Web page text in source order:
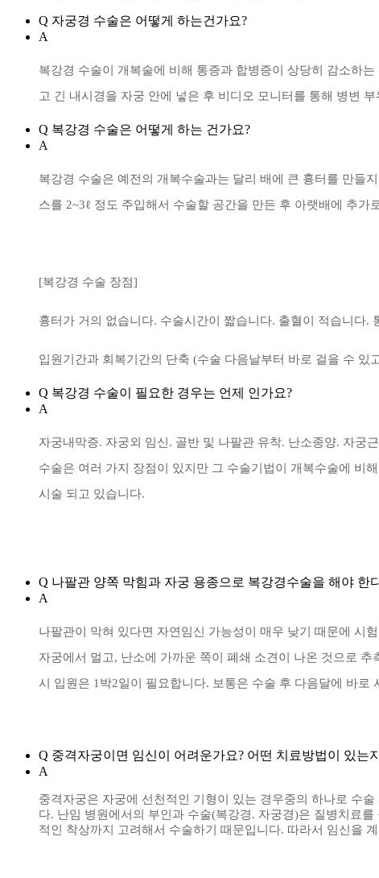
Q 자궁경 수술은 어떻게 하는건가요?
A
복강경 수술이 개복술에 비해 통증과 합병증이 상당히 감소하
고 긴 내시경을 자궁 안에 넣은 후 비디오 모니터를 통해 병변
Q 복강경 수술은 어떻게 하는 건가요?
A
복강경 수술은 예전의 개복수술과는 달리 배에 큰 흉터를 만들
스를 2~3ℓ 정도 주입해서 수술할 공간을 만든 후 아랫배에 추가
[복강경 수술 장점]
흉터가 거의 없습니다. 수술시간이 짧습니다. 출혈이 적습니다.
입원기간과 회복기간의 단축 (수술 다음날부터 바로 걸을 수 있
Q 복강경 수술이 필요한 경우는 언제 인가요?
A
자궁내막증. 자궁외 임신. 골반 및 나팔관 유착. 난소종양. 자궁
수술은 여러 가지 장점이 있지만 그 수술기법이 개복수술에 비
시술 되고 있습니다.
[출처]
Q 나팔관 양쪽 막힘과 자궁 용종으로 복강경수술을 해야 한
A
나팔관이 막혀 있다면 자연임신 가능성이 매우 낮기 때문에 시
자궁에서 멀고, 난소에 가까운 쪽이 폐쇄 소견이 나온 것으로 추
시 입원은 1 박2일이 필요합니다. 보통은 수술 후 다음달에 바로
Q 중격자궁이면 임신이 어려운가요? 어떤 치료방법이 있는
A
중격자궁은 자궁에 선천적인 기형이 있는 경우중의 하나로 수술
다. 난임 병원에서의 부인과 수술(복강경. 자궁경)은 질병치료
적인 착상까지 고려해서 수술하기 때문입니다. 따라서 임신을